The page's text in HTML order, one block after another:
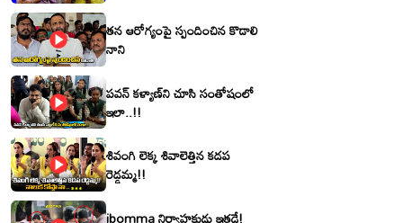
తన ఆరోగ్యంపై స్పందించిన కొడాలి
నాని
పవన్ కళ్యాణ్‌ని చూసి సంతోషంలో
ఇలా..!!
శివంగి లెక్క శివాలెత్తిన కడప
రెడ్డమ్మ!!
ibomma నిర్వాహకుడు ఇతడే!